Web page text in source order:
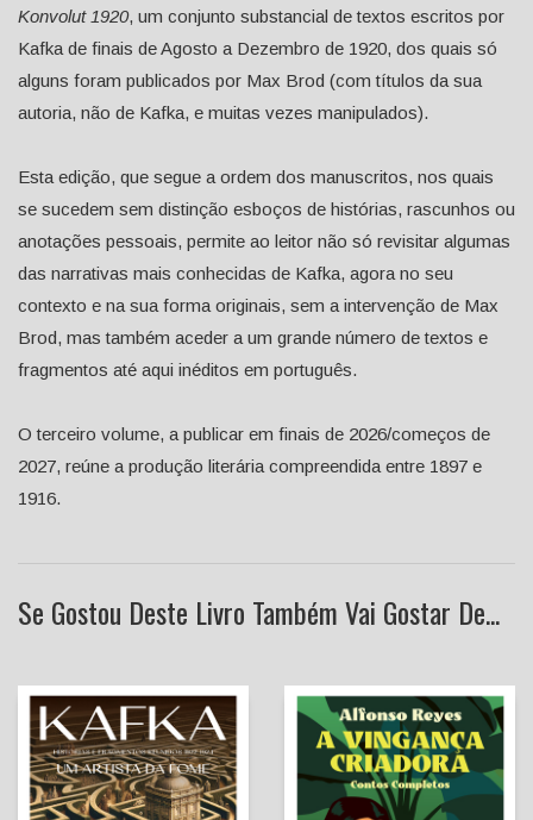
Konvolut 1920, um conjunto substancial de textos escritos por
Kafka de finais de Agosto a Dezembro de 1920, dos quais só
alguns foram publicados por Max Brod (com títulos da sua
autoria, não de Kafka, e muitas vezes manipulados).
Esta edição, que segue a ordem dos manuscritos, nos quais
se sucedem sem distinção esboços de histórias, rascunhos ou
anotações pessoais, permite ao leitor não só revisitar algumas
das narrativas mais conhecidas de Kafka, agora no seu
contexto e na sua forma originais, sem a intervenção de Max
Brod, mas também aceder a um grande número de textos e
fragmentos até aqui inéditos em português.
O terceiro volume, a publicar em finais de 2026/começos de
2027, reúne a produção literária compreendida entre 1897 e
1916.
Se Gostou Deste Livro Também Vai Gostar De...
Um Artista da Fome -
Histórias e Fragmentos
Reunidos 1922-1924
Franz Kafka
Bruno C. Duarte (Introd.,
A Vingança Criadora -
Contos Completos
Alfonso Reyes